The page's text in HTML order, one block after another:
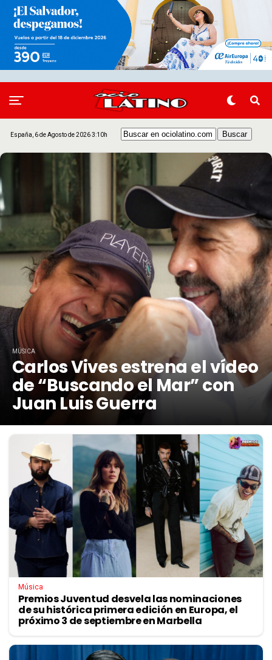
España, 6 de Agosto de 2026 3:10h
MÚSICA
Carlos Vives estrena el vídeo
de “Buscando el Mar” con
Juan Luis Guerra
Música
Premios Juventud desvela las nominaciones
de su histórica primera edición en Europa, el
próximo 3 de septiembre en Marbella